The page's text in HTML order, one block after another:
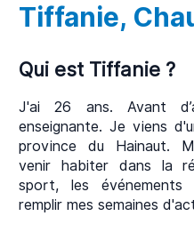
Tiffanie,
Qui est Tiffanie ?
J'ai 26 ans. Avant
enseignante. Je viens
province du Hainaut.
venir habiter dans la
sport, les
remplir mes semaines